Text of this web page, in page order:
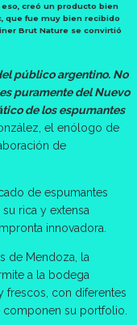
creó un producto bien
que fue muy bien recibido
Brut Nature se convirtió
público argentino. No
puramente del Nuevo
de los espumantes
el enólogo de
de
de espumantes
rica y extensa
innovadora.
de Mendoza, la
a la bodega
frescos, con diferentes
componen su portfolio.